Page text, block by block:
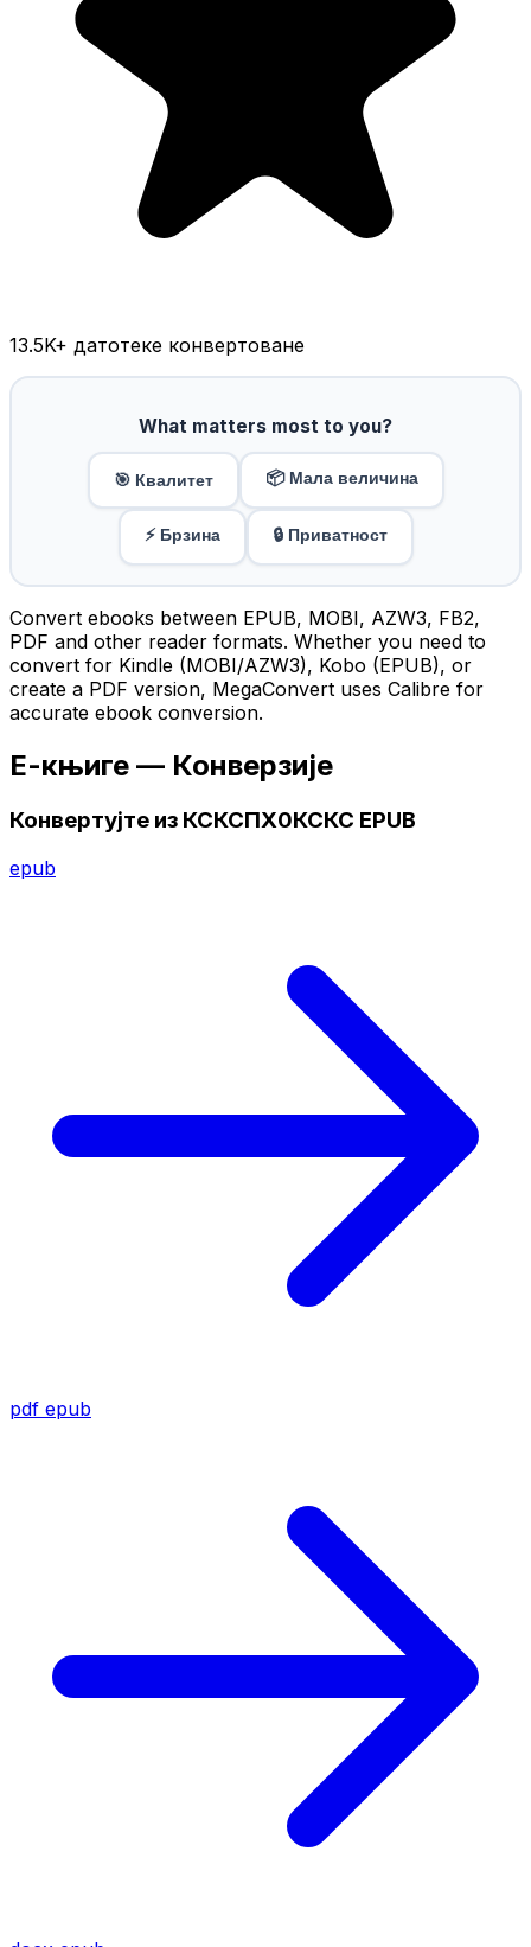
13.5K+ датотеке конвертоване
What matters most to you?
🎯 Квалитет 📦 Мала величина
⚡ Брзина 🔒 Приватност
Convert ebooks between EPUB, MOBI, AZW3, FB2,
PDF and other reader formats. Whether you need to
convert for Kindle (MOBI/AZW3), Kobo (EPUB), or
create a PDF version, MegaConvert uses Calibre for
accurate ebook conversion.
Е-књиге — Конверзије
Конвертујте из КСКСПХ0КСКС EPUB
epub
pdf epub